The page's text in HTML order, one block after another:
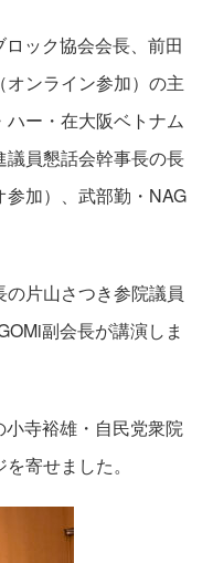
ック協会会長、前田
ンライン参加）の主
ー・在大阪ベトナム
員懇話会幹事長の長
加）、武部勤・NAG
片山さつき参院議員
副会長が講演しま
寺裕雄・自民党衆院
寄せました。